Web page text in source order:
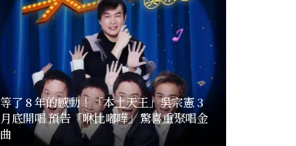
等了 8 年的感動！「本土天王」吳宗憲 3
月底開唱 預告「咻比嘟嘩」驚喜重聚唱金
曲